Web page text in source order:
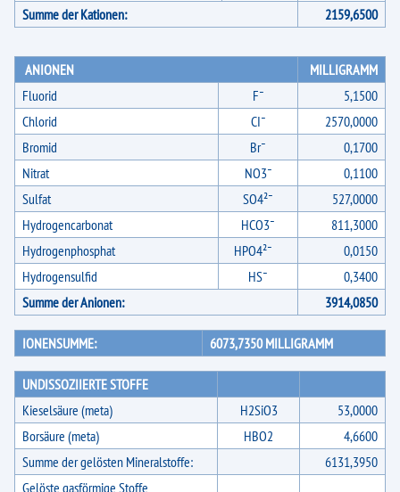
Newsletter
Datenschutz
Summe der Kationen:
2159,6500
ANIONEN
MILLIGRAMM
Fluorid
F¯
5,1500
Chlorid
CI¯
2570,0000
Bromid
Br¯
0,1700
Nitrat
NO3¯
0,1100
Sulfat
SO4²¯
527,0000
Hydrogencarbonat
HCO3¯
811,3000
Hydrogenphosphat
HPO4²¯
0,0150
Hydrogensulfid
HS¯
0,3400
Summe der Anionen:
3914,0850
IONENSUMME: 6073,7350 MILLIGRAMM
UNDISSOZIIERTE STOFFE
Kieselsäure (meta)
H2SiO3
53,0000
Borsäure (meta)
HBO2
4,6600
Summe der gelösten Mineralstoffe:
6131,3950
Gelöste gasförmige Stoffe